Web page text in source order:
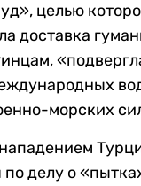
целью
доставка
морских
делу о